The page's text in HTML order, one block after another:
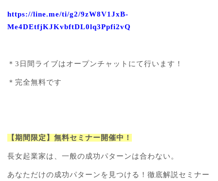
https://line.me/ti/g2/9zW8V1JxB-
Me4DEtfjKJKvbftDL0lq3Ppfi2vQ
＊3日間ライブはオープンチャットにて行います！
＊完全無料です
【期間限定】無料セミナー開催中！
長女起業家は、一般の成功パターンは合わない。
あなただけの成功パターンを見つける！徹底解説セミナー